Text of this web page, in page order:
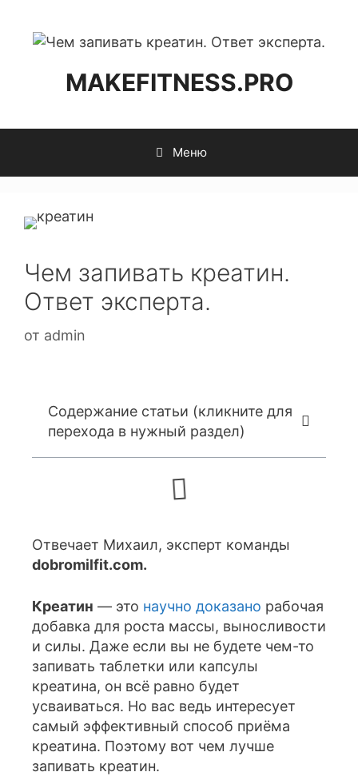
MAKEFITNESS.PRO
Меню
Чем запивать креатин.
Ответ эксперта.
от admin
Содержание статьи (кликните для
перехода в нужный раздел)
Отвечает Михаил, эксперт команды
dobromilfit.com.
Креатин — это научно доказано рабочая
добавка для роста массы, выносливости
и силы. Даже если вы не будете чем-то
запивать таблетки или капсулы
креатина, он всё равно будет
усваиваться. Но вас ведь интересует
самый эффективный способ приёма
креатина. Поэтому вот чем лучше
запивать креатин.